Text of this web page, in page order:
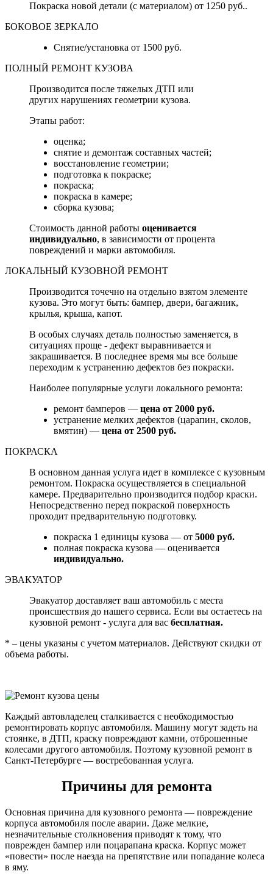
Покраска новой детали (с материалом) от 1250 руб..
БОКОВОЕ ЗЕРКАЛО
Снятие/установка от 1500 руб.
ПОЛНЫЙ РЕМОНТ КУЗОВА
Производится после тяжелых ДТП или
других нарушениях геометрии кузова.
Этапы работ:
оценка;
снятие и демонтаж составных частей;
восстановление геометрии;
подготовка к покраске;
покраска;
покраска в камере;
сборка кузова;
Стоимость данной работы оценивается
индивидуально, в зависимости от процента
повреждений и марки автомобиля.
ЛОКАЛЬНЫЙ КУЗОВНОЙ РЕМОНТ
Производится точечно на отдельно взятом элементе
кузова. Это могут быть: бампер, двери, багажник,
крылья, крыша, капот.
В особых случаях деталь полностью заменяется, в
ситуациях проще - дефект выравнивается и
закрашивается. В последнее время мы все больше
переходим к устранению дефектов без покраски.
Наиболее популярные услуги локального ремонта:
ремонт бамперов — цена от 2000 руб.
устранение мелких дефектов (царапин, сколов,
вмятин) — цена от 2500 руб.
ПОКРАСКА
В основном данная услуга идет в комплексе с кузовным
ремонтом. Покраска осуществляется в специальной
камере. Предварительно производится подбор краски.
Непосредственно перед покраской поверхность
проходит предварительную подготовку.
покраска 1 единицы кузова — от 5000 руб.
полная покраска кузова — оценивается
индивидуально.
ЭВАКУАТОР
Эвакуатор доставляет ваш автомобиль с места
происшествия до нашего сервиса. Если вы остаетесь на
кузовной ремонт - услуга для вас бесплатная.
* – цены указаны с учетом материалов. Действуют скидки от
объема работы.
Каждый автовладелец сталкивается с необходимостью
ремонтировать корпус автомобиля. Машину могут задеть на
стоянке, в ДТП, краску повреждают камни, отброшенные
колесами другого автомобиля. Поэтому кузовной ремонт в
Санкт-Петербурге — востребованная услуга.
Причины для ремонта
Основная причина для кузовного ремонта — повреждение
корпуса автомобиля после аварии. Даже мелкие,
незначительные столкновения приводят к тому, что
поврежден бампер или поцарапана краска. Корпус может
«повести» после наезда на препятствие или попадание колеса
в яму.